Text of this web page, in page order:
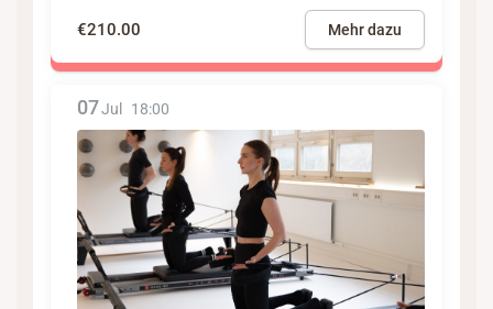
€210.00 Mehr dazu
07Jul 18:00